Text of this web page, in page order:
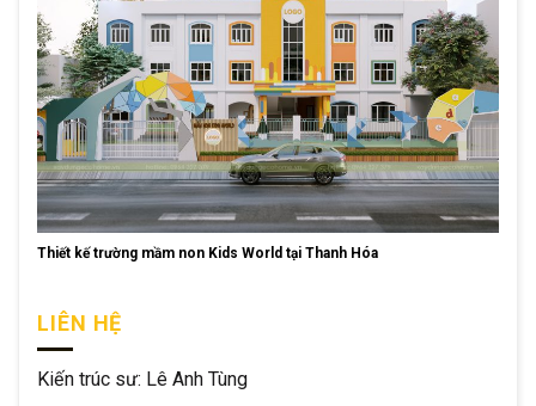
Thiết kế trường mầm non Kids World tại Thanh Hóa
LIÊN HỆ
Kiến trúc sư: Lê Anh Tùng